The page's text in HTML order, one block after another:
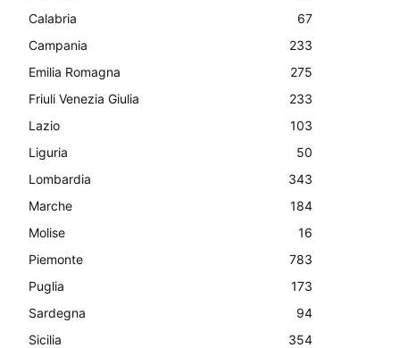
Calabria
67
Campania
233
Emilia Romagna
275
Friuli Venezia Giulia
233
Lazio
103
Liguria
50
Lombardia
343
Marche
184
Molise
16
Piemonte
783
Puglia
173
Sardegna
94
Sicilia
354